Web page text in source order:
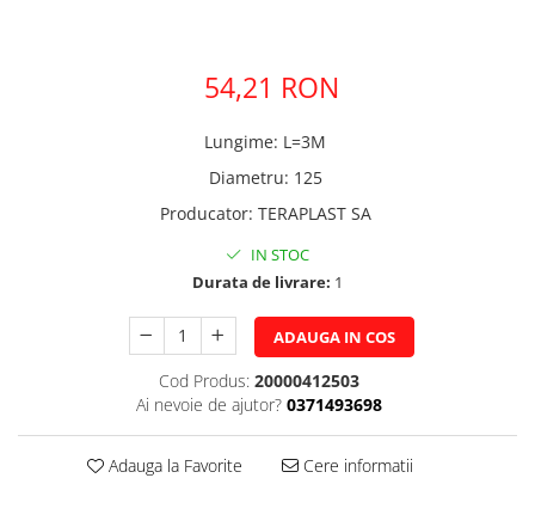
Rezervoare-Sifoane-Racorduri
54,21 RON
Lungime: L=3M
Diametru: 125
Producator: TERAPLAST SA
IN STOC
Durata de livrare: 1
ADAUGA IN COS
Cod Produs: 20000412503
Ai nevoie de ajutor? 0371493698
Adauga la Favorite Cere informatii